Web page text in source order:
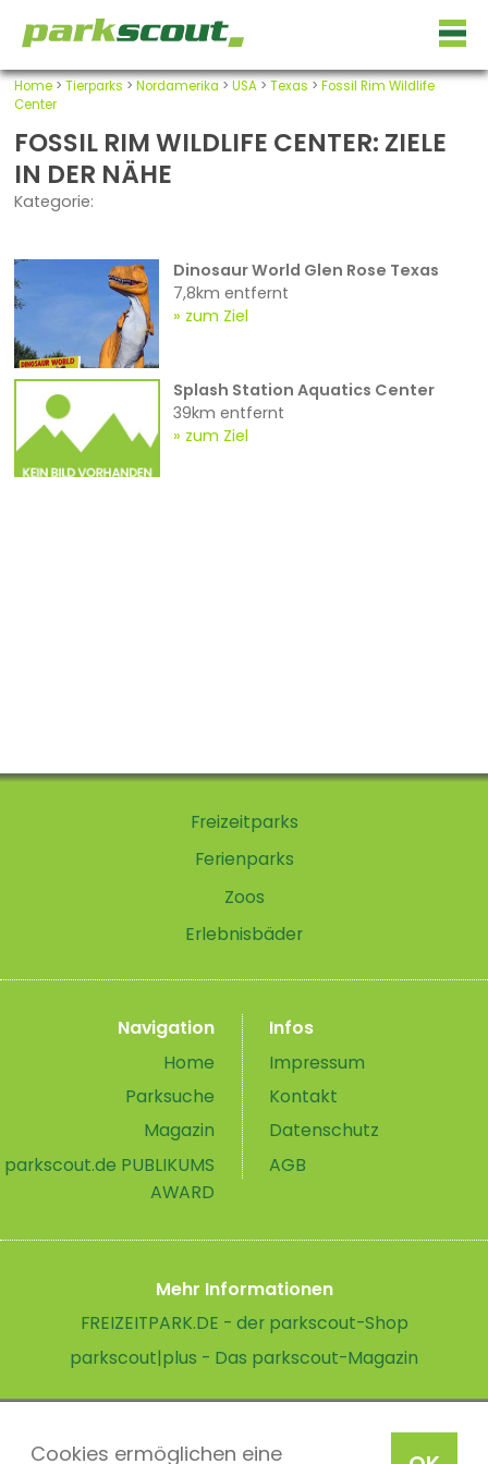
Cookies ermöglichen eine
Home> Tierparks > Nordamerika > USA> Texas > Fossil Rim Wildlife
Center
FOSSIL RIM WILDLIFE CENTER: ZIELE
IN DER NÄHE
Kategorie:
Dinosaur World Glen Rose Texas
7,8km entfernt
zum Ziel
Splash Station Aquatics Center
39km entfernt
zum Ziel
Freizeitparks
Ferienparks
Zoos
Erlebnisbäder
Navigation
Home
Parksuche
Magazin
parkscout.de PUBLIKUMS
AWARD
Infos
Impressum
Kontakt
Datenschutz
AGB
Mehr Informationen
FREIZEITPARK.DE - der parkscout-Shop
parkscout|plus - Das parkscout-Magazin